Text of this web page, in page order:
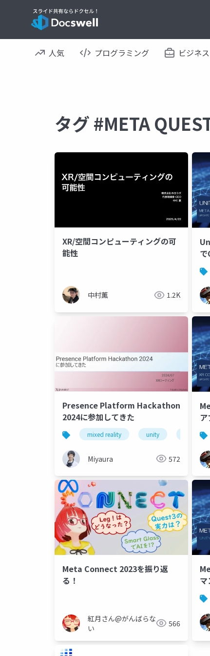
人気 プログラミング ビジネス
タグ #META
XR/空間コンピューティングの可
能性
中村薫 1.2K
Presence Platform Hackathon
2024に参加してきた
mixed reality unity hackathon
Miyaura 572
Meta Connect 2023を振り返
る！
紅月さん@がんばらな
い
566